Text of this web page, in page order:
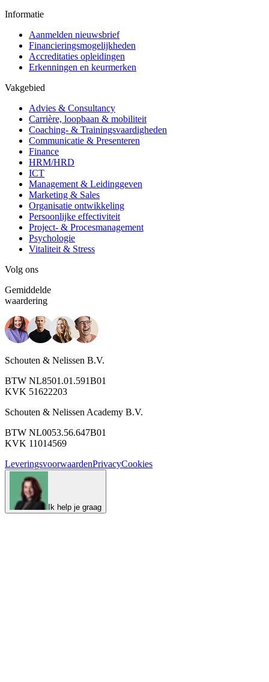
Informatie
Aanmelden nieuwsbrief
Financieringsmogelijkheden
Accreditaties opleidingen
Erkenningen en keurmerken
Vakgebied
Advies & Consultancy
Carrière, loopbaan & mobiliteit
Coaching- & Trainingsvaardigheden
Communicatie & Presenteren
Finance
HRM/HRD
ICT
Management & Leidinggeven
Marketing & Sales
Organisatie ontwikkeling
Persoonlijke effectiviteit
Project- & Procesmanagement
Psychologie
Vitaliteit & Stress
Volg ons
Gemiddelde
waardering
Schouten & Nelissen B.V.
BTW NL8501.01.591B01
KVK 51622203
Schouten & Nelissen Academy B.V.
BTW NL0053.56.647B01
KVK 11014569
LeveringsvoorwaardenPrivacyCookies
Ik help je graag